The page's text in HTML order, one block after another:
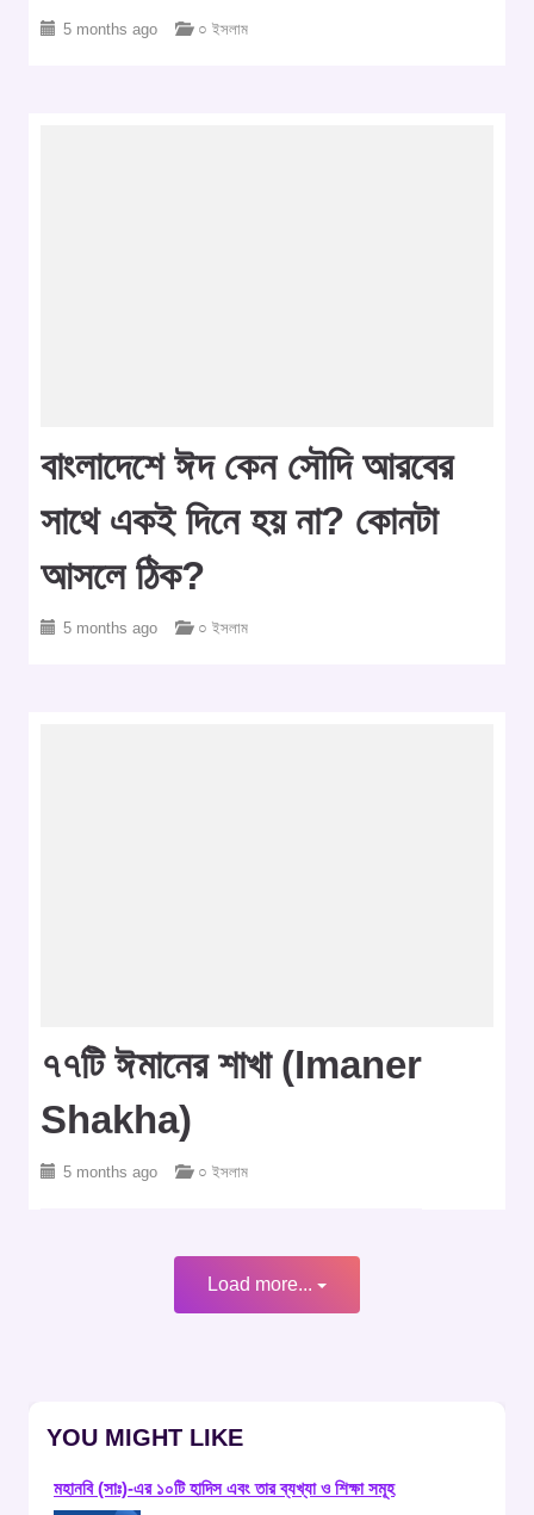
5 months ago ○ ইসলাম
বাংলাদেশে ঈদ কেন সৌদি আরবের
সাথে একই দিনে হয় না? কোনটা
আসলে ঠিক?
5 months ago ○ ইসলাম
৭৭টি ঈমানের শাখা (imaner
Shakha)
5 months ago ○ ইসলাম
Load more...
YOU MIGHT LIKE
মহানবি (সাঃ)-এর ১০টি হাদিস এবং তার ব্যখ্যা ও শিক্ষা সমূহ